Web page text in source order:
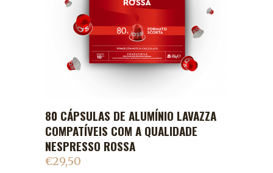
ADICIONAR AO CARRINHO
80 CÁPSULAS DE ALUMÍNIO LAVAZZA
COMPATÍVEIS COM A QUALIDADE
NESPRESSO ROSSA
€29,50